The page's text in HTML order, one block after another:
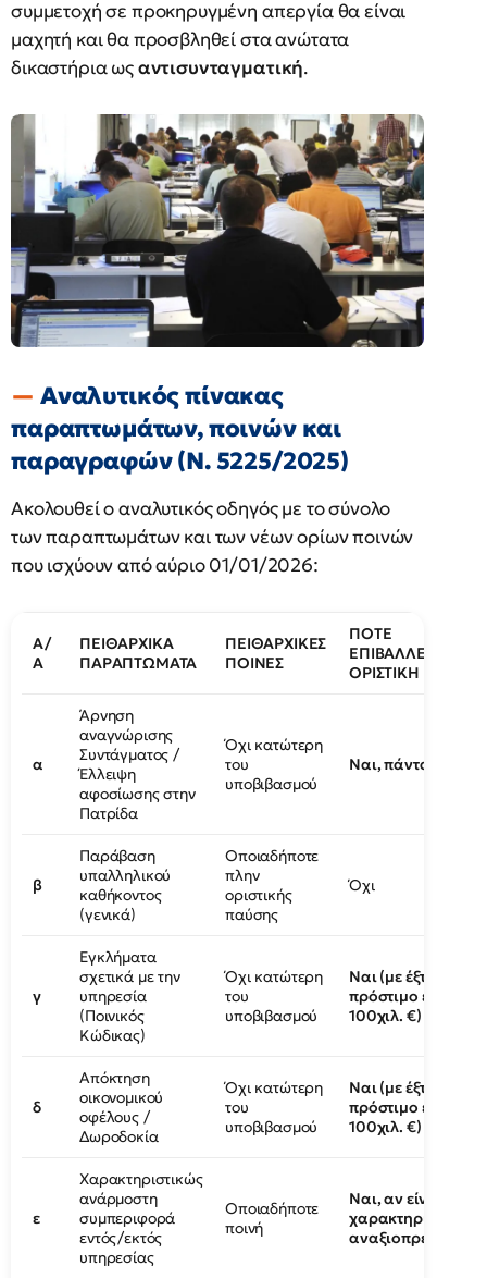
συμμετοχή σε προκηρυγμένη απεργία θα είναι
μαχητή και θα προσβληθεί στα ανώτατα
δικαστήρια ωςαντισυνταγματική.
Αναλυτικός πίνακας
παραπτωμάτων, ποινών και
παραγραφών (Ν. 5225/2025)
Ακολουθεί ο αναλυτικός οδηγός με το σύνολο
των παραπτωμάτων και των νέων ορίων ποινών
που ισχύουν από αύριο 01/01/2026:
Α/
Α
ΠΕΙΘΑΡΧΙΚΑ
ΠΑΡΑΠΤΩΜΑΤΑ
ΠΕΙΘΑΡΧΙΚΕΣ
ΠΟΙΝΕΣ
ΠΟΤΕ
ΕΠΙΒΑΛΛΕΤΑΙ
ΟΡΙΣΤΙΚΗ ΠΑΥΣΗ
α
Άρνηση
αναγνώρισης
Συντάγματος /
Έλλειψη
αφοσίωσης στην
Πατρίδα
Όχι κατώτερη
του
υποβιβασμού
Ναι, πάντα
β
Παράβαση
υπαλληλικού
καθήκοντος
(γενικά)
Οποιαδήποτε
πλην
οριστικής
παύσης
Όχι
γ
Εγκλήματα
σχετικά με την
υπηρεσία
(Ποινικός
Κώδικας)
Όχι κατώτερη
του
υποβιβασμού
Ναι (με έξτρα
πρόστιμο έως
100χιλ. €)
δ
Απόκτηση
οικονομικού
οφέλους /
Δωροδοκία
Όχι κατώτερη
του
υποβιβασμού
Ναι (με έξτρα
πρόστιμο έως
100χιλ. €)
ε
Χαρακτηριστικώς
ανάρμοστη
συμπεριφορά
εντός/εκτός
υπηρεσίας
Οποιαδήποτε
ποινή
Ναι, αν είναι
χαρακτηριστικώς
αναξιοπρεπής